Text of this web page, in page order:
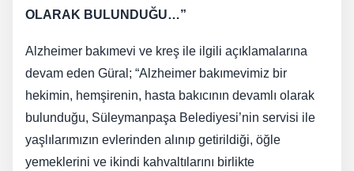
OLARAK BULUNDUĞU…”
Alzheimer bakımevi ve kreş ile ilgili açıklamalarına
devam eden Güral; “Alzheimer bakımevimiz bir
hekimin, hemşirenin, hasta bakıcının devamlı olarak
bulunduğu, Süleymanpaşa Belediyesi’nin servisi ile
yaşlılarımızın evlerinden alınıp getirildiği, öğle
yemeklerini ve ikindi kahvaltılarını birlikte